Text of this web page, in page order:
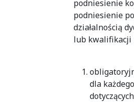
podniesienie
podniesienie
działalnością
lub kwalifikacji
dla